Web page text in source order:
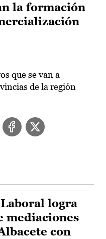
la formación
que se van a
de la región
logra
mediaciones
con